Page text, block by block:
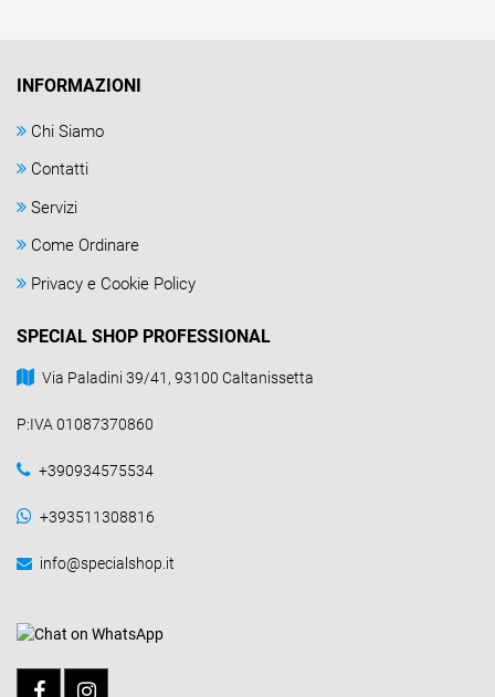
INFORMAZIONI
Chi Siamo
Contatti
Servizi
Come Ordinare
Privacy e Cookie Policy
SPECIAL SHOP PROFESSIONAL
Via Paladini 39/41, 93100 Caltanissetta
P:IVA 01087370860
+390934575534
+393511308816
info@specialshop.it